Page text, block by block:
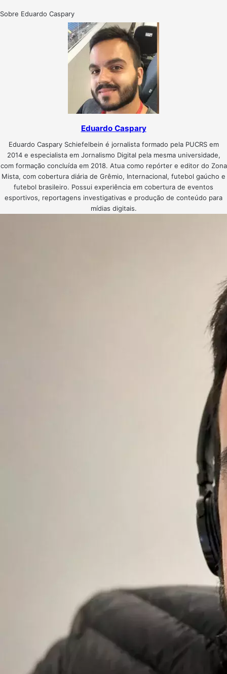
Sobre Eduardo Caspary
Eduardo Caspary
Eduardo Caspary Schiefelbein é jornalista formado pela PUCRS em
2014 e especialista em Jornalismo Digital pela mesma universidade,
com formação concluída em 2018. Atua como repórter e editor do Zona
Mista, com cobertura diária de Grêmio, Internacional, futebol gaúcho e
futebol brasileiro. Possui experiência em cobertura de eventos
esportivos, reportagens investigativas e produção de conteúdo para
mídias digitais.